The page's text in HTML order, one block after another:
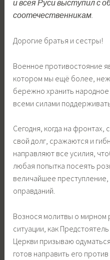
и всея Руси выступил с
соотечественникам.
Дорогие братья и сестры!
Военное противостояние
котором мы ещё более,
бережно хранить народное
всеми силами
Сегодня, когда на
свой долг, сражаются и
направляют все усилия,
любая попытка посеять
величайшее
оправданий.
Вознося молитвы о
ситуации, как
Церкви призываю
готов направить его